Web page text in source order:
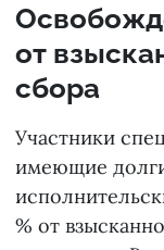
от
сбора
Участники
имеющие
% от